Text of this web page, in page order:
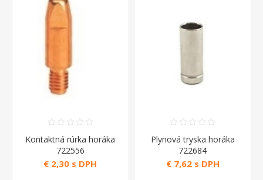
Kontaktná rúrka horáka
722556
€ 2,30 s DPH
Plynová tryska horáka
722684
€ 7,62 s DPH